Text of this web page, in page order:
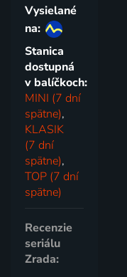
Vysielané
na:
Stanica
dostupná
v balíčkoch:
MINI (7 dní
spätne),
KLASIK
(7 dní
spätne),
TOP (7 dní
spätne)
Recenzie
seriálu
Zrada: